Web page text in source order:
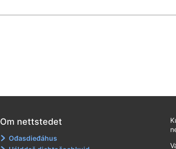
Om nettstedet
Ođasdieđáhus